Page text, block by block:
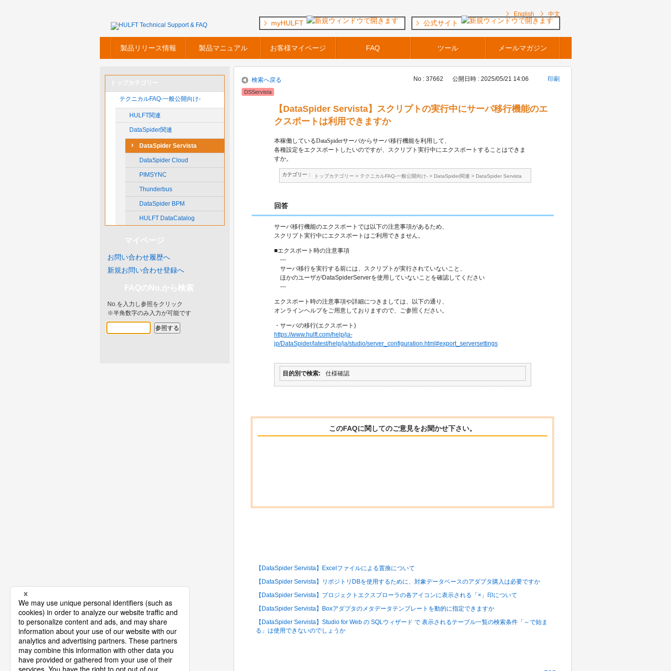
English 中文
製品リリース情報 製品マニュアル お客様マイページ FAQ ツール メールマガジン
myHULFT 公式サイト
テクニカルFAQ-一般公開向け-
HULFT関連
DataSpider関連
DataSpider Servista
DataSpider Cloud
PIMSYNC
Thunderbus
DataSpider BPM
HULFT DataCatalog
お問い合わせ履歴へ
新規お問い合わせ登録へ
No.を入力し参照をクリック
※半角数字のみ入力が可能です
検索へ戻る No : 37662 公開日時 : 2025/05/21 14:06 印刷
DSServista
【DataSpider Servista】スクリプトの実行中にサーバ移行機能のエ
クスポートは利用できますか
本稼働しているDataSpiderサーバからサーバ移行機能を利用して、
各種設定をエクスポートしたいのですが、スクリプト実行中にエクスポートすることはできま
すか。
カテゴリー : トップカテゴリー > テクニカルFAQ-一般公開向け-> DataSpider関連 > DataSpider Servista
回答
サーバ移行機能のエクスポートでは以下の注意事項があるため、
スクリプト実行中にエクスポートはご利用できません。
■エクスポート時の注意事項
---
サーバ移行を実行する前には、スクリプトが実行されていないこと、
ほかのユーザがDataSpiderServerを使用していないことを確認してください
---
エクスポート時の注意事項や詳細につきましては、以下の通り、
オンラインヘルプをご用意しておりますので、ご参照ください。
・サーバの移行(エクスポート)
https://www.hulft.com/help/ja-
jp/DataSpider/latest/help/ja/studio/server_configuration.html#export_serversettings
目的別で検索 仕様確認
このFAQに関してのご意見をお聞かせ下さい。
【DataSpider Servista】Excelファイルによる置換について
【DataSpider Servista】リポジトリDBを使用するために、対象データベースのアダプタ購入は必要ですか
【DataSpider Servista】プロジェクトエクスプローラの各アイコンに表示される「×」印について
【DataSpider Servista】Boxアダプタのメタデータテンプレートを動的に指定できますか
【DataSpider Servista】Studio for Web の SQLウィザード で 表示されるテーブル一覧の検索条件「～で始ま
る」は使用できないのでしょうか